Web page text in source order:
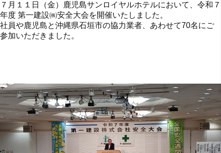
７月１１日（金）鹿児島サンロイヤルホテルにおいて、令和７
年度 第一建設㈱安全大会を開催いたしました。
社員や鹿児島と沖縄県石垣市の協力業者、あわせて70名にご
参加いただきました。